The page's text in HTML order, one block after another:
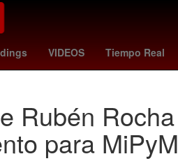
VIDEOS Tiempo Real
cubs - phillies Venezolanos One
Rubén
para